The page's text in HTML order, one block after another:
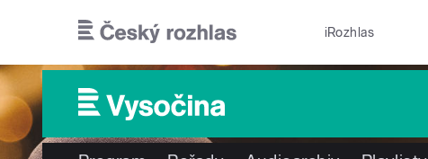
iRozhlas